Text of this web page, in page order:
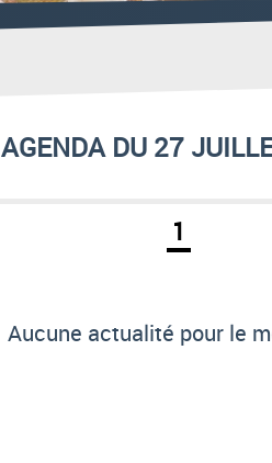
AGENDA DU 27
1
Aucune actualité pour le